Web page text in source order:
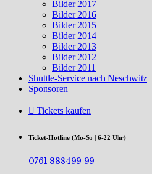
Bilder 2017
Bilder 2016
Bilder 2015
Bilder 2014
Bilder 2013
Bilder 2012
Bilder 2011
Shuttle-Service nach Neschwitz
Sponsoren
Tickets kaufen
Ticket-Hotline (Mo-So | 6-22 Uhr)
0761 888499 99